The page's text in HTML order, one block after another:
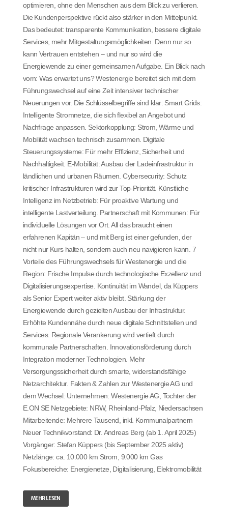
optimieren, ohne den Menschen aus dem Blick zu verlieren.
Die Kundenperspektive rückt also stärker in den Mittelpunkt.
Das bedeutet: transparente Kommunikation, bessere digitale
Services, mehr Mitgestaltungsmöglichkeiten. Denn nur so
kann Vertrauen entstehen – und nur so wird die
Energiewende zu einer gemeinsamen Aufgabe. Ein Blick nach
vorn: Was erwartet uns? Westenergie bereitet sich mit dem
Führungswechsel auf eine Zeit intensiver technischer
Neuerungen vor. Die Schlüsselbegriffe sind klar: Smart Grids:
Intelligente Stromnetze, die sich flexibel an Angebot und
Nachfrage anpassen. Sektorkopplung: Strom, Wärme und
Mobilität wachsen technisch zusammen. Digitale
Steuerungssysteme: Für mehr Effizienz, Sicherheit und
Nachhaltigkeit. E-Mobilität: Ausbau der Ladeinfrastruktur in
ländlichen und urbanen Räumen. Cybersecurity: Schutz
kritischer Infrastrukturen wird zur Top-Priorität. Künstliche
Intelligenz im Netzbetrieb: Für proaktive Wartung und
intelligente Lastverteilung. Partnerschaft mit Kommunen: Für
individuelle Lösungen vor Ort. All das braucht einen
erfahrenen Kapitän – und mit Berg ist einer gefunden, der
nicht nur Kurs halten, sondern auch neu navigieren kann. 7
Vorteile des Führungswechsels für Westenergie und die
Region: Frische Impulse durch technologische Exzellenz und
Digitalisierungsexpertise. Kontinuität im Wandel, da Küppers
als Senior Expert weiter aktiv bleibt. Stärkung der
Energiewende durch gezielten Ausbau der Infrastruktur.
Erhöhte Kundennähe durch neue digitale Schnittstellen und
Services. Regionale Verankerung wird vertieft durch
kommunale Partnerschaften. Innovationsförderung durch
Integration moderner Technologien. Mehr
Versorgungssicherheit durch smarte, widerstandsfähige
Netzarchitektur. Fakten & Zahlen zur Westenergie AG und
dem Wechsel: Unternehmen: Westenergie AG, Tochter der
E.ON SE Netzgebiete: NRW, Rheinland-Pfalz, Niedersachsen
Mitarbeitende: Mehrere Tausend, inkl. Kommunalpartnern
Neuer Technikvorstand: Dr. Andreas Berg (ab 1. April 2025)
Vorgänger: Stefan Küppers (bis September 2025 aktiv)
Netzlänge: ca. 10.000 km Strom, 9.000 km Gas
Fokusbereiche: Energienetze, Digitalisierung, Elektromobilität
MEHR LESEN